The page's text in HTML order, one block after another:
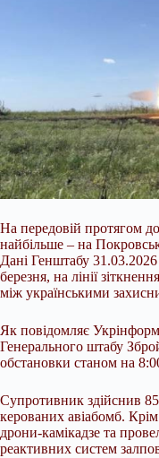
На передовій протягом
найбільше – на
Дані Генштабу
березня, на лінії
між українськими
Як повідомляє
Генерального штабу
обстановки станом на
Супротивник здійснив 85
керованих авіабомб.
дрони-камікадзе та
реактивних систем